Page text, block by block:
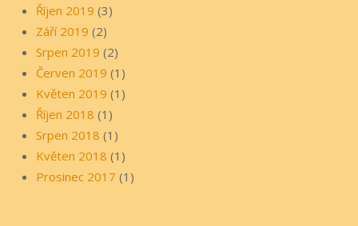
Říjen 2019 (3)
Září 2019 (2)
Srpen 2019 (2)
Červen 2019 (1)
Květen 2019 (1)
Říjen 2018 (1)
Srpen 2018 (1)
Květen 2018 (1)
Prosinec 2017 (1)